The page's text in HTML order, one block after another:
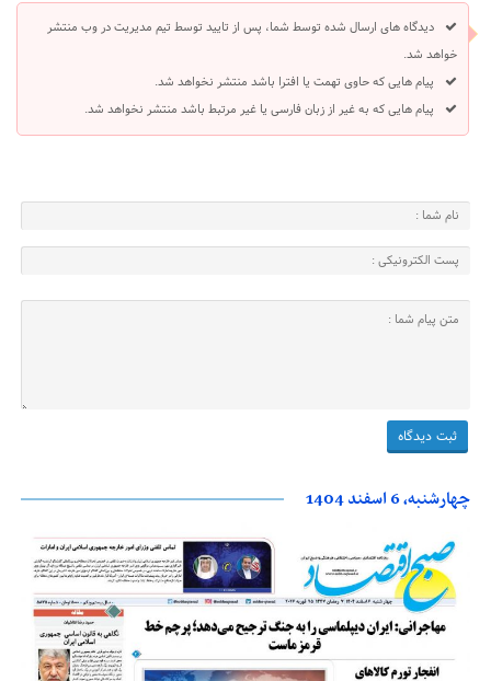
دیدگاه های ارسال شده توسط شما، پس از تایید توسط تیم مدیریت در وب منتشر
خواهد شد.
پیام هایی که حاوی تهمت یا افترا باشد منتشر نخواهد شد.
پیام هایی که به غیر از زبان فارسی یا غیر مرتبط باشد منتشر نخواهد شد.
چهارشنبه، 6 اسفند 1404